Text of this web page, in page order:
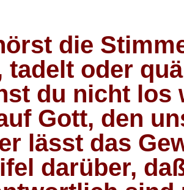
die
tadelt oder
du nicht los
Gott, den
lässt das
darüber,